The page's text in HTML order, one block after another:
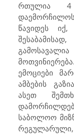
რთულია 4
წავიდეს
ემოციები
ამბების
ასეთ
საბოლოო
რეგულარული,